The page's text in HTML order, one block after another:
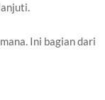
Ini bagian dari